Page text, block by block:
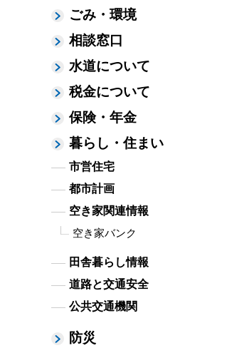
ごみ・環境
相談窓口
水道について
税金について
保険・年金
暮らし・住まい
市営住宅
都市計画
空き家関連情報
空き家バンク
田舎暮らし情報
道路と交通安全
公共交通機関
防災